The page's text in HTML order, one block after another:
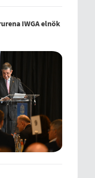
IWGA elnök